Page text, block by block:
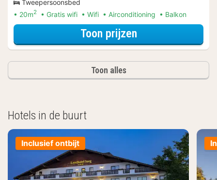
Tweepersoonsbed
20m2 Gratis wifi Wifi Airconditioning Balkon
Toon prijzenvoor
Toon alles
Hotels in de buurt
Inclusief ontbijt